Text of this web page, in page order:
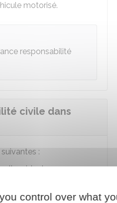
motorisé.
responsabilité
civile dans
:
l'accident
non
control over what